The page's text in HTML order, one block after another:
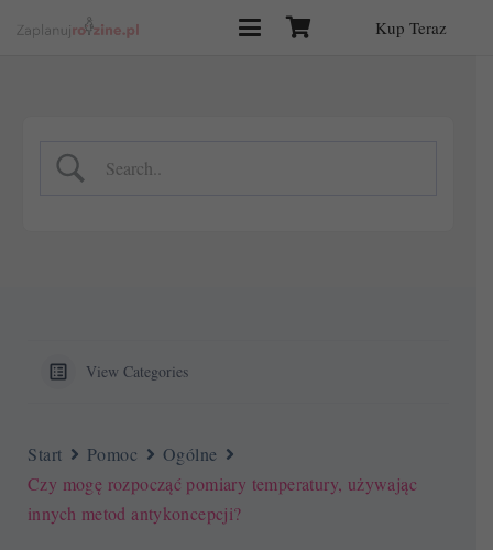
Kup Teraz
View Categories
Start Pomoc
Ogólne
Czy mogę rozpocząć pomiary temperatury, używając
innych metod antykoncepcji?